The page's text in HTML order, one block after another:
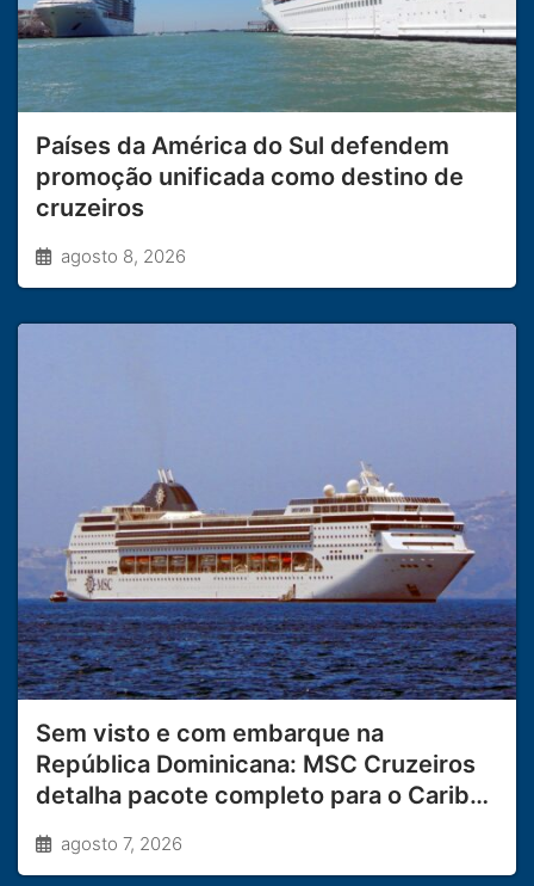
Países da América do Sul defendem
promoção unificada como destino de
cruzeiros
agosto 8, 2026
Sem visto e com embarque na
República Dominicana: MSC Cruzeiros
detalha pacote completo para o Caribe
agosto 7, 2026